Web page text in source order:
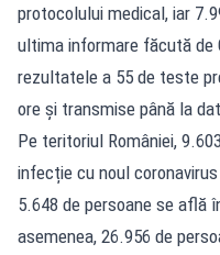
protocolului medical, iar
ultima informare făcută de
rezultatele a 55 de teste
ore și transmise până la
Pe teritoriul României,
infecție cu noul
5.648 de persoane se află
asemenea, 26.956 de